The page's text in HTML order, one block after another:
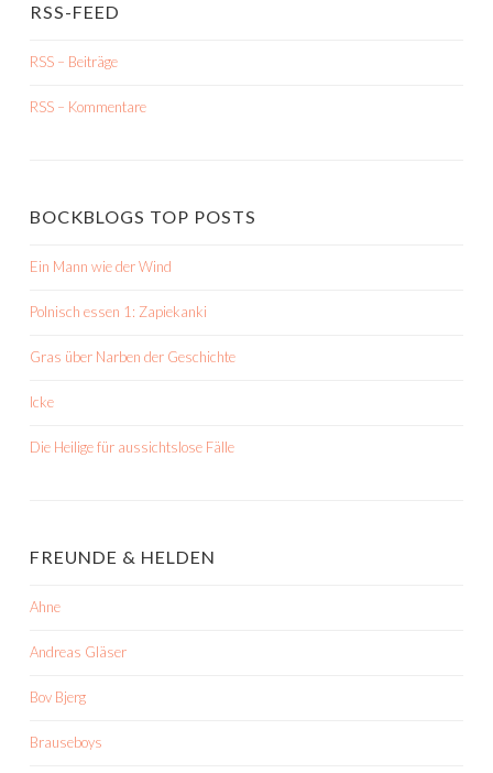
RSS-FEED
RSS – Beiträge
RSS – Kommentare
BOCKBLOGS TOP POSTS
Ein Mann wie der Wind
Polnisch essen 1: Zapiekanki
Gras über Narben der Geschichte
Icke
Die Heilige für aussichtslose Fälle
FREUNDE & HELDEN
Ahne
Andreas Gläser
Bov Bjerg
Brauseboys